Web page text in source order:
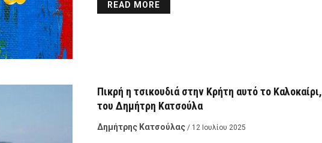
READ MORE
Πικρή η τσικουδιά στην Κρήτη αυτό το Καλοκαίρι,
του Δημήτρη Κατσούλα
Δημήτρης Κατσούλας / 12 Ιουλίου 2025